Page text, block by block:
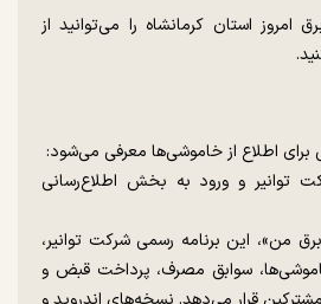
امروز استان کرمانشاه را می‌توانید از
برای اطلاع از خاموشی‌ها معرفی می‌شود:
توانیر و ورود به بخش اطلاع‌رسانی
من»، این برنامه رسمی شرکت توانیر،
سوابق مصرف، پرداخت قبض و